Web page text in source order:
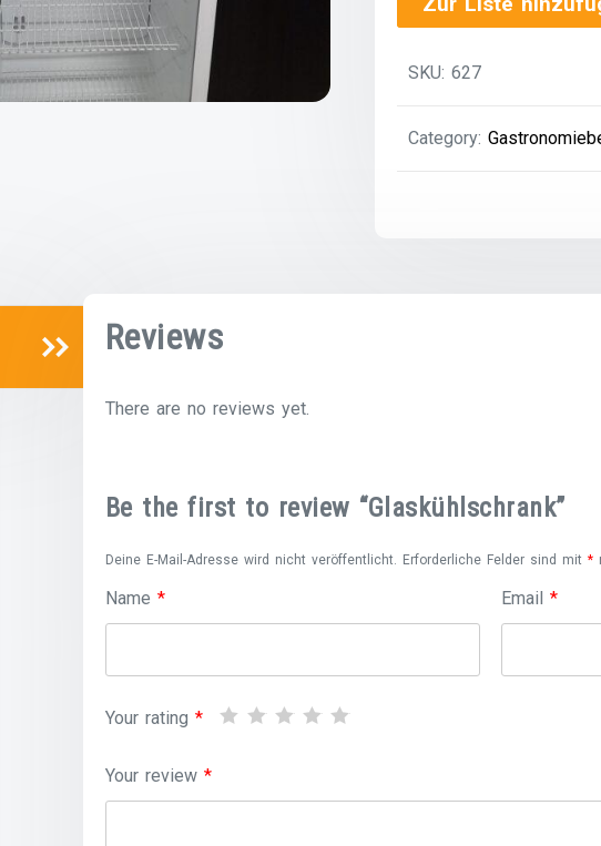
SKU:627
Category:
Reviews
There are no reviews yet.
Be the first to review “Glaskühlschrank”
Deine E-Mail-Adresse wird nicht veröffentlicht. Erforderliche Felder sind mit *
Name * Email *
Your rating *
Your review *